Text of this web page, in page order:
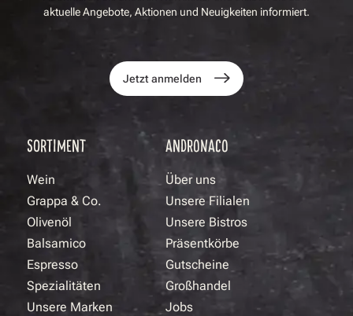
aktuelle Angebote, Aktionen und Neuigkeiten informiert.
Jetzt anmelden
SORTIMENT
Wein
Grappa & Co.
Olivenöl
Balsamico
Espresso
Spezialitäten
Unsere Marken
ANDRONACO
Über uns
Unsere Filialen
Unsere Bistros
Präsentkörbe
Gutscheine
Großhandel
Jobs